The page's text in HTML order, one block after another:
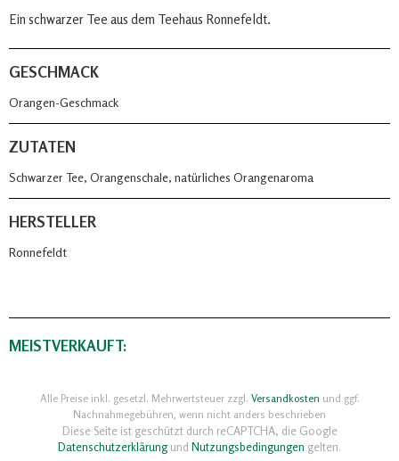
Ein schwarzer Tee aus dem Teehaus Ronnefeldt.
GESCHMACK
Orangen-Geschmack
ZUTATEN
Schwarzer Tee, Orangenschale, natürliches Orangenaroma
HERSTELLER
Ronnefeldt
MEISTVERKAUFT:
Alle Preise inkl. gesetzl. Mehrwertsteuer zzgl. Versandkosten und ggf.
Nachnahmegebühren, wenn nicht anders beschrieben
Diese Seite ist geschützt durch reCAPTCHA, die Google
Datenschutzerklärungund Nutzungsbedingungen gelten.